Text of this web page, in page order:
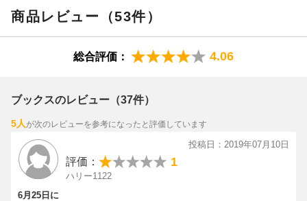
動脈硬化や内臓疾患、うつ病などのバロメーターにもなりますか
バカにしてはいけません。
母校・京都大学医学部
の同窓会に出席すると、同窓生の医師たち
の多くは何かしら持病を抱えていて、
定期的に薬やサプリメントを飲んでいます。
そんな同窓生からは
、「なんで江部だけ、そんなに元気なん
だ？」と驚かれますが、
その秘密は本書で詳しく紹介している糖質制限と1日2食の半日断
食からなる「食べトレ」
第3章 内臓脂肪がストンと落ちる食事術
和食店ではこう食べる
牛丼店でも大丈夫
自宅では「鍋」がおすすめ
体脂肪のもとは「糖質」
内臓脂肪は「中年以降」に増えやすい
第5章 糖質は必須じゃない
内臓脂肪を燃焼しやすい体になる
肉はたくさん食べていい
商品レビュー（53件）
総合評価： 4.06
ブックスのレビュー（37件）
5人が次のレビューを参考になったと評価しています
投稿日：2019年07月10日
評価： 1
ハリー1122
6月25日に